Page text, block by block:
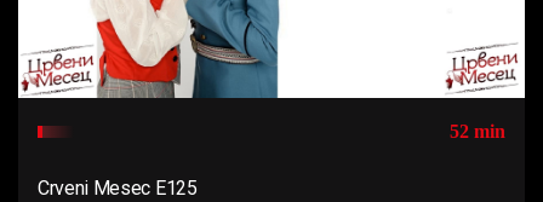
52 min
Crveni Mesec E125